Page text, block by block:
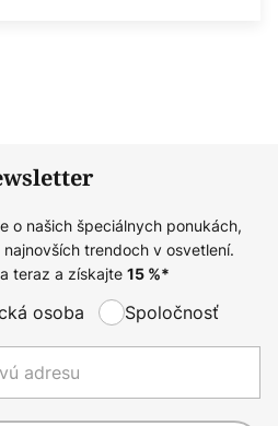
o našich špeciálnych ponukách,
trendoch v osvetlení.
teraz a získajte 15%*
osoba Spoločnosť